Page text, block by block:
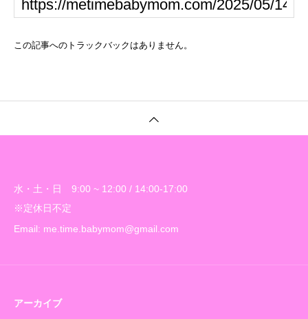
この記事へのトラックバックはありません。
水・土・日 9:00 ~ 12:00 / 14:00-17:00
※定休日不定
Email: me.time.babymom@gmail.com
アーカイブ